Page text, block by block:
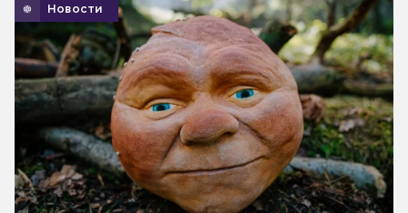
Новости